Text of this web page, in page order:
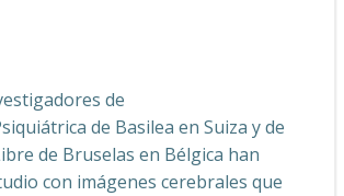
de
de Basilea en Suiza y de
de Bruselas en Bélgica han
con imágenes cerebrales que